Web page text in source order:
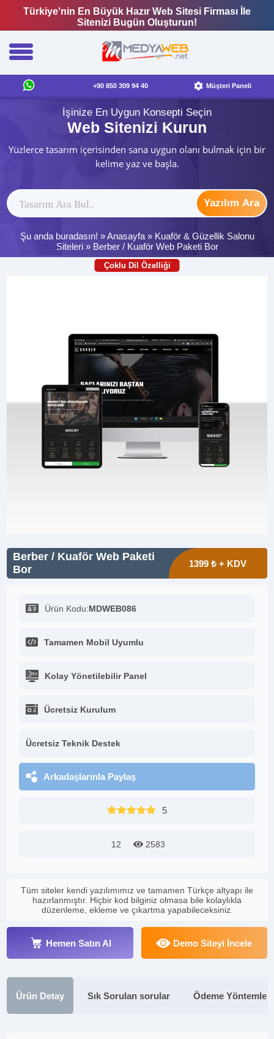
Türkiye'nin En Büyük Hazır Web Sitesi Firması İle
Sitenizi Bugün Oluşturun!
+90 850 309 94 40 Müşteri Paneli
İşinize En Uygun Konsepti Seçin
Web Sitenizi Kurun
Yüzlerce tasarım içerisinden sana uygun olanı bulmak için bir
kelime yaz ve başla.
Yazılım Ara
Şu anda buradasın! »Anasayfa» Kuaför & Güzellik Salonu
Siteleri» Berber / Kuaför Web Paketi Bor
Çoklu Dil Özelliği
Berber / Kuaför Web Paketi
Bor
1399 ₺ + KDV
Ürün Kodu:MDWEB086
Tamamen Mobil Uyumlu
Kolay Yönetilebilir Panel
Ücretsiz Kurulum
Ücretsiz Teknik Destek
Arkadaşlarınla Paylaş
5
12 2583
Tüm siteler kendi yazılımımız ve tamamen Türkçe altyapı ile
hazırlanmıştır. Hiçbir kod bilginiz olmasa bile kolaylıkla
düzenleme, ekleme ve çıkartma yapabileceksiniz.
Hemen Satın Al Demo Siteyi İncele
Ürün Detay Sık Sorulan sorular Ödeme Yöntemleri